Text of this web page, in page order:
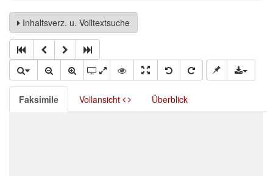
Inhaltsverz. u. Volltextsuche
Faksimile Vollansicht Überblick